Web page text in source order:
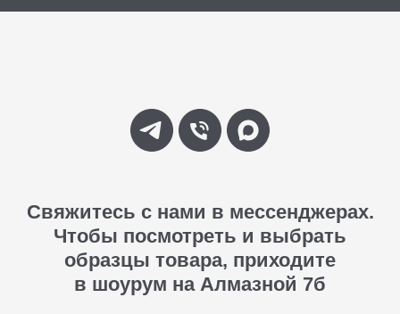
Свяжитесь с нами в мессенджерах.
Чтобы посмотреть и выбрать
образцы товара, приходите
в шоурум на Алмазной 7б